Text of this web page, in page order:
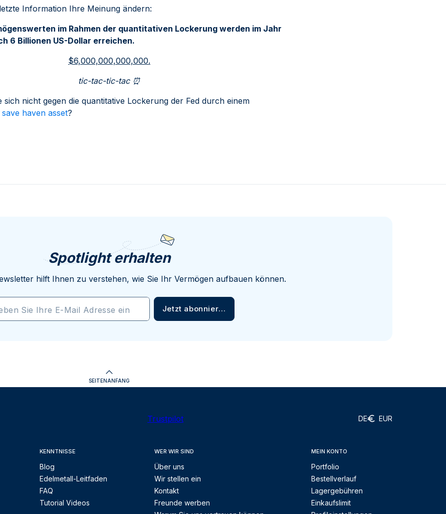
Information Ihre Meinung ändern:
im Rahmen der quantitativen Lockerung werden im Jahr
6 Billionen US-Dollar erreichen.
$6,000,000,000,000.
tic-tac-tic-tac ⏰
sich nicht gegen die quantitative Lockerung der Fed durch einem
save haven asset?
Spotlight erhalten
hilft Ihnen zu verstehen, wie Sie Ihr Vermögen aufbauen können.
Sie Ihre E-Mail Adresse ein Jetzt abonnieren
SEITENANFANG
Trustpilot DE EUR
KENNTNISSE
Blog
Edelmetall-Leitfaden
FAQ
Tutorial Videos
WER WIR SIND
Über uns
Wir stellen ein
Kontakt
Freunde werben
MEIN KONTO
Portfolio
Bestellverlauf
Lagergebühren
Einkaufslimit